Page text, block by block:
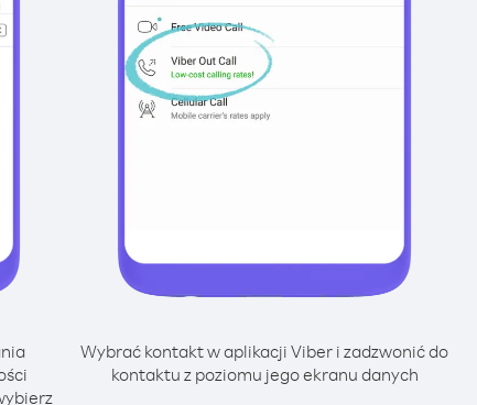
Wybrać kontakt w aplikacji Viber i zadzwonić do
kontaktu z poziomu jego ekranu danych